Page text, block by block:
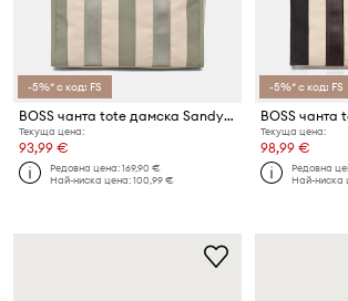
-5%* с код: FS
BOSS чанта tote дамска Sandy Tote ST
Текуща цена:
93,99 €
Редовна цена:169,90 €
Най-ниска цена:100,99 €
-5%* с код: FS
Текуща цена:
98,99 €
Редовна
Най-ниска